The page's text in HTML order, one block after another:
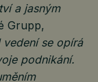
a jasným
Grupp,
vedení se opírá
podnikání.